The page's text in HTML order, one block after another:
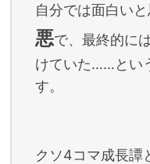
自分では面白い
悪で、最終的に
けていた……とい
す。
クソ4コマ成長譚